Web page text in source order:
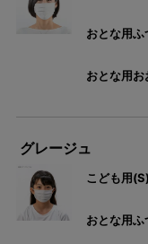
おとな用
おとな用
グレージュ
こども用(S)
おとな用